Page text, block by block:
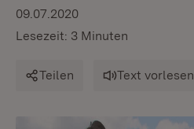
09.07.2020
Lesezeit: 3 Minuten
Teilen Text vorlesen